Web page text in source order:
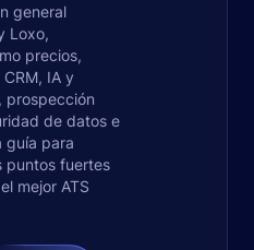
general
Loxo,
precios,
IA y
prospección
de datos e
guía para
puntos fuertes
mejor ATS